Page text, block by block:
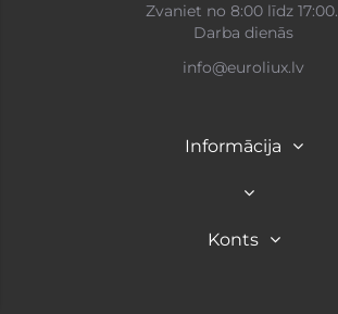
Zvaniet no 8:00 līdz 17:00.
Darba dienās
info@euroliux.lv
Informācija
Konts